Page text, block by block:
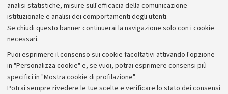
analisi statistiche, misure sull'efficacia della comunicazione
istituzionale e analisi dei comportamenti degli utenti.
Se chiudi questo banner continuerai la navigazione solo con i cookie
necessari.
Puoi esprimere il consenso sui cookie facoltativi attivando l'opzione
in "Personalizza cookie" e, se vuoi, potrai esprimere consensi più
specifici in "Mostra cookie di profilazione".
Potrai sempre rivedere le tue scelte e verificare lo stato dei consensi
Archivio
Comunicati stampa
Redazione